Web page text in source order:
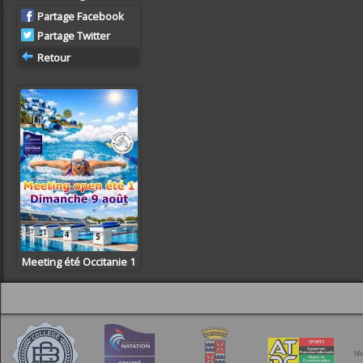
Partage Facebook
Partage Twitter
Retour
Meeting été Occitanie 1